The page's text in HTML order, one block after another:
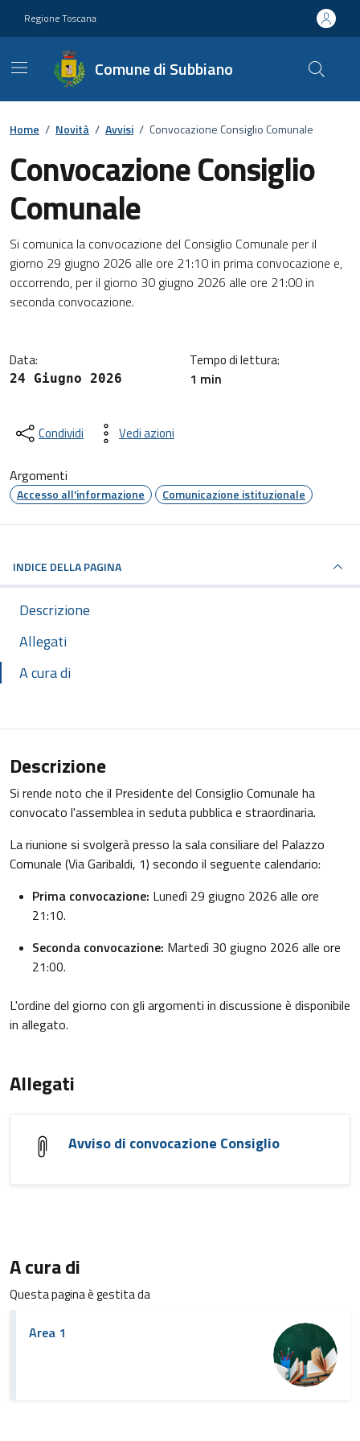
Regione Toscana
Comune di Subbiano
Home / Novità / Avvisi / Convocazione Consiglio Comunale
Convocazione Consiglio
Comunale
Dettagli della notizia
Si comunica la convocazione del Consiglio Comunale per il
giorno 29 giugno 2026 alle ore 21:10 in prima convocazione e,
occorrendo, per il giorno 30 giugno 2026 alle ore 21:00 in
seconda convocazione.
Data:
24 Giugno 2026
Tempo di lettura:
1 min
Condividi Vedi azioni
Argomenti
Accesso all'informazione Comunicazione istituzionale
INDICE DELLA PAGINA
Descrizione
Allegati
A cura di
Descrizione
Si rende noto che il Presidente del Consiglio Comunale ha
convocato l'assemblea in seduta pubblica e straordinaria.
La riunione si svolgerà presso la sala consiliare del Palazzo
Comunale (Via Garibaldi, 1) secondo il seguente calendario:
Prima convocazione: Lunedì 29 giugno 2026 alle ore
21:10.
Seconda convocazione: Martedì 30 giugno 2026 alle ore
21:00.
L'ordine del giorno con gli argomenti in discussione è disponibile
in allegato.
Allegati
Avviso di convocazione Consiglio
A cura di
Questa pagina è gestita da
Area 1